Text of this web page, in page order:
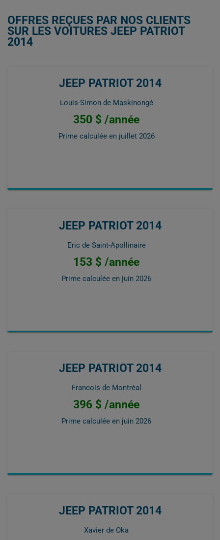
OFFRES REÇUES PAR NOS CLIENTS
SUR LES VOITURES JEEP PATRIOT
2014
JEEP PATRIOT 2014
Louis-Simon de Maskinongé
350 $ /année
Prime calculée en juillet 2026
JEEP PATRIOT 2014
Eric de Saint-Apollinaire
153 $ /année
Prime calculée en juin 2026
JEEP PATRIOT 2014
Francois de Montréal
396 $ /année
Prime calculée en juin 2026
JEEP PATRIOT 2014
Xavier de Oka